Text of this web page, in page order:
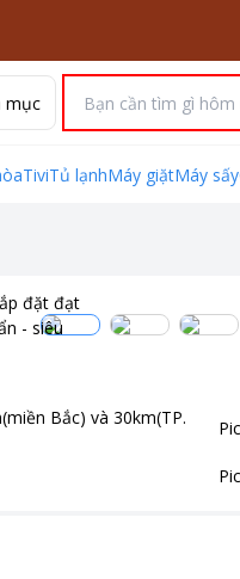
mục
TiviTủ lạnhMáy giặtMáy sấy
Bắc) và 30km(TP.